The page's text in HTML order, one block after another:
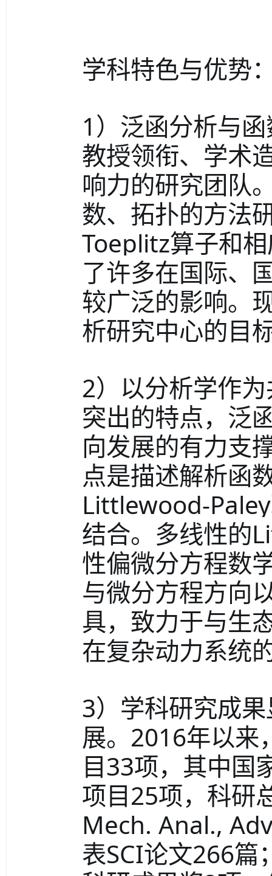
学科特色与优势
1）泛函分析与
教授领衔、学术
响力的研究团队
数、拓扑的方法
Toeplitz算子和
了许多在国际、
较广泛的影响。
析研究中心的目
2）以分析学作
突出的特点，泛
向发展的有力支
点是描述解析函
Littlewood-
结合。多线性的
性偏微分方程数
与微分方程方向
具，致力于与生
在复杂动力系统
3）学科研究成
展。2016年以来
目33项，其中国
项目25项，科研
Mech. Anal.,
表SCI论文266篇